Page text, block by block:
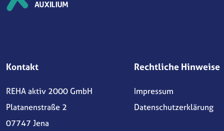
Kontakt
REHA aktiv 2000 GmbH
Platanenstraße 2
07747 Jena
Rechtliche Hinweise
Impressum
Datenschutzerklärung